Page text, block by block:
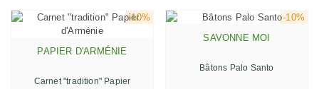
-10%
PAPIER D'ARMÉNIE
Carnet "tradition" Papier
-10%
SAVONNE MOI
Bâtons Palo Santo